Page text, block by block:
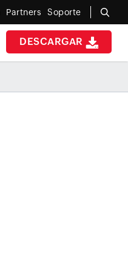
Partners Soporte
DESCARGAR